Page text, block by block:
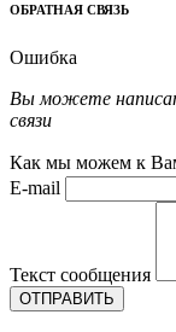
ОБРАТНАЯ СВЯЗЬ
Ошибка
Вы можете
связи
Как мы можем к
E-mail
Текст сообщения
ОТПРАВИТЬ